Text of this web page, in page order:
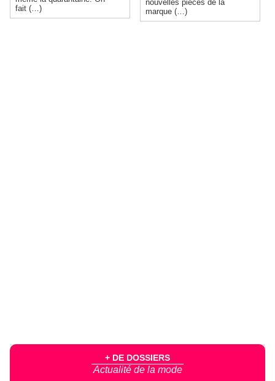
fait (…)
nouvelles pièces de la
marque (…)
+ DE DOSSIERS
Actualité de la mode